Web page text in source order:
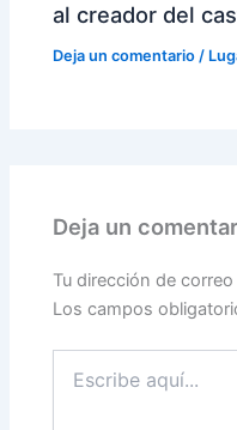
al creador del
Deja un comentario /
Deja un
Tu dirección de
Los campos
aquí...